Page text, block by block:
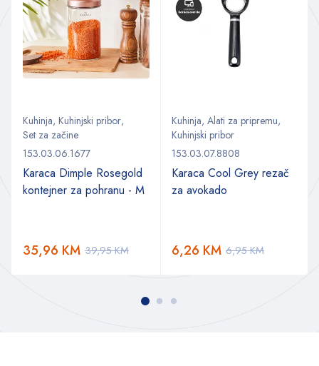
Kuhinja, Kuhinjski pribor,
Set za začine
153.03.06.1677
Karaca Dimple Rosegold
kontejner za pohranu - M
39,95KM
35,96 KM
Kuhinja, Alati za pripremu,
Kuhinjski pribor
153.03.07.8808
Karaca Cool Grey rezač
za avokado
6,95KM
6,26 KM